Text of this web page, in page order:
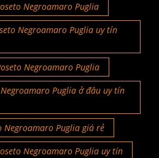
Negroamaro Puglia
Negroamaro Puglia uy tín
Negroamaro Puglia
Puglia ở đâu uy tín
Negroamaro Puglia giá rẻ
Negroamaro Puglia uy tín